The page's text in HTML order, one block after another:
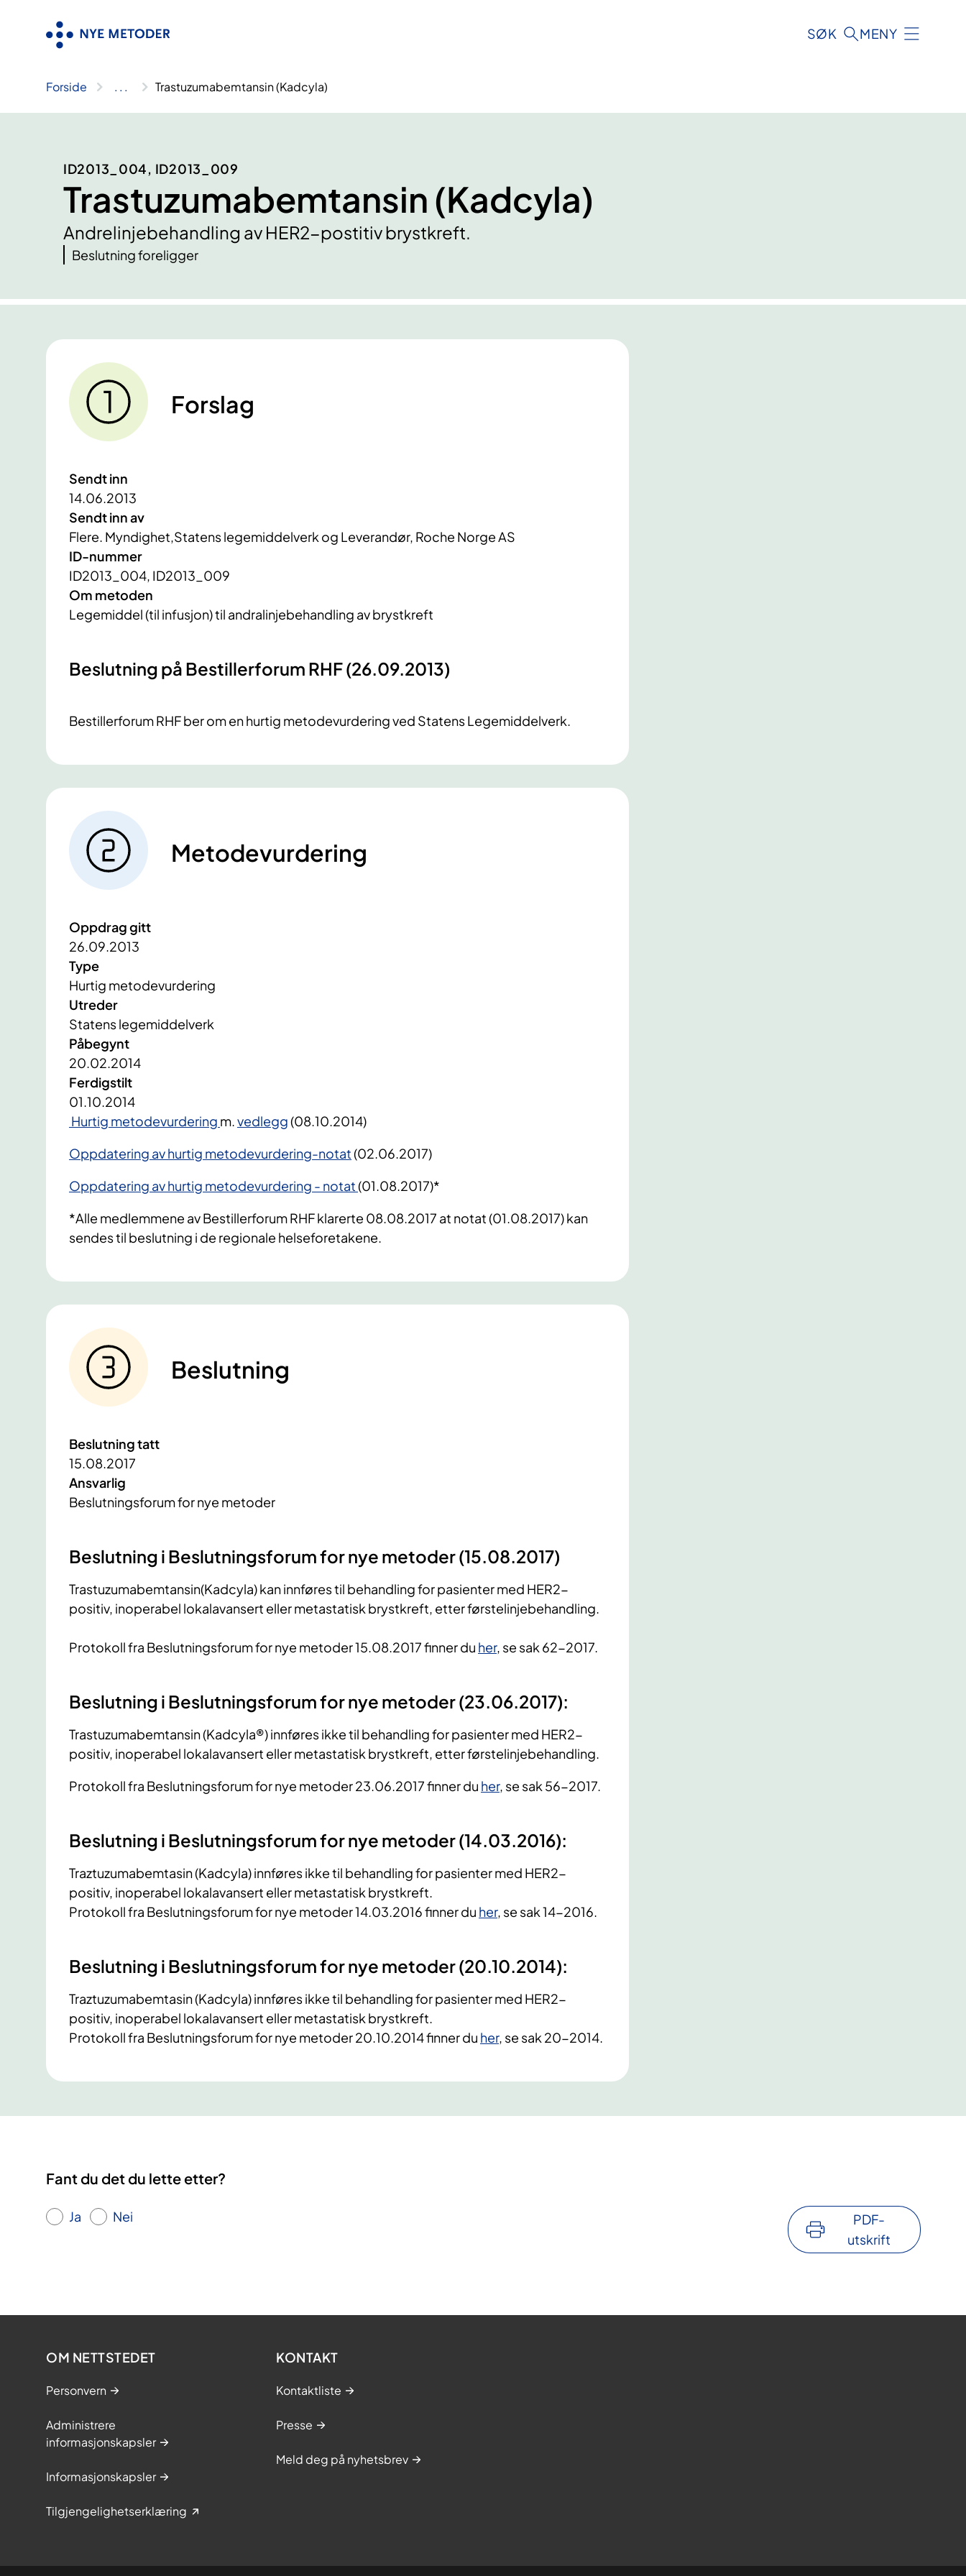
SØK MENY
Forside .. . Trastuzumabemtansin (Kadcyla)
ID2013_004, ID2013_009
Trastuzumabemtansin (Kadcyla)
Andrelinjebehandling av HER2-postitiv brystkreft.
Beslutning foreligger
Forslag
Sendt inn
14.06.2013
Sendt inn av
Flere. Myndighet,Statens legemiddelverk og Leverandør, Roche Norge AS
ID-nummer
ID2013_004, ID2013_009
Om metoden
Legemiddel (til infusjon) til andralinjebehandling av brystkreft
Beslutning på Bestillerforum RHF (26.09.2013)
Bestillerforum RHF ber om en hurtig metodevurdering ved Statens Legemiddelverk.
Metodevurdering
Oppdrag gitt
26.09.2013
Type
Hurtig metodevurdering
Utreder
Statens legemiddelverk
Påbegynt
20.02.2014
Ferdigstilt
01.10.2014
Hurtig metodevurdering m.vedlegg​​​ (08.10.2014)
Oppdatering av hurtig metodevurdering-notat(02.06.2017)
Oppdatering av hurtig metodevurdering - notat(01.08.2017)*
*Alle medlemmene av Bestillerforum RHF klarerte 08.08.2017 at notat (01.08.2017) kan
sendes til beslutning i de regionale helseforetakene.
Beslutning
Beslutning tatt
15.08.2017
Ansvarlig
Beslutningsforum for nye metoder
Beslutning i Beslutningsforum for nye metoder (15.08.2017)
Trastuzumabemtansin(Kadcyla) kan innføres til behandling for pasienter med HER2-
positiv, inoperabel lokalavansert eller metastatisk brystkreft, etter førstelinjebehandling.
Protokoll fra Beslutningsforum for nye metoder 15.08.2017 finner du her, se sak 62-2017.
Beslutning i Beslutningsforum for nye metoder (23.06.2017):
Trastuzumabemtansin (Kadcyla®) innføres ikke til behandling for pasienter med HER2-
positiv, inoperabel lokalavansert eller metastatisk brystkreft, etter førstelinjebehandling.
Protokoll fra Beslutningsforum for nye metoder 23.06.2017 finner du her, se sak 56-2017.
Beslutning i Beslutningsforum for nye metoder (14.03.2016):
Traztuzumabemtasin (Kadcyla) innføres ikke til behandling for pasienter med HER2-
positiv, inoperabel lokalavansert eller metastatisk brystkreft.
Protokoll fra Beslutningsforum for nye metoder 14.03.2016 finner du her, se sak 14-2016.
Beslutning i Beslutningsforum for nye metoder (20.10.2014):
​Traztuzumabemtasin (Kadcyla) innføres ikke til behandling for pasienter med HER2-
positiv, inoperabel lokalavansert eller metastatisk brystkreft.
Protokoll fra Beslutningsforum for nye metoder 20.10.2014 finner du her, se sak 20-2014.
Fant du det du lette etter?
Ja Nei
PDF-
utskrift
OM NETTSTEDET
Personvern
Administrere
informasjonskapsler
Informasjonskapsler
Tilgjengelighetserklæring
KONTAKT
Kontaktliste
Presse
Meld deg på nyhetsbrev